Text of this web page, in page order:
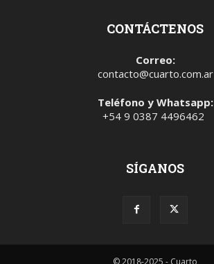
CONTÁCTENOS
Correo:
contacto@cuarto.com.ar
Teléfono y Whatsapp:
+54 9 0387 4496462
SÍGANOS
© 2018-2025 - Cuarto